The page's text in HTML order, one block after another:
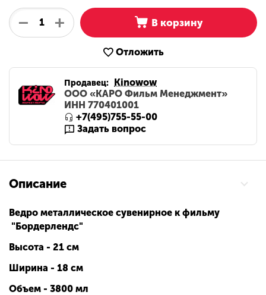
+
− В корзину
Отложить
Продавец: Kinowow
ООО «КАРО Фильм Менеджмент»
ИНН 770401001
+7(495)755-55-00
Задать вопрос
Описание
Ведро металлическое сувенирное к фильму
"Бордерлендс"
Высота - 21 см
Ширина - 18 см
Объем - 3800 мл